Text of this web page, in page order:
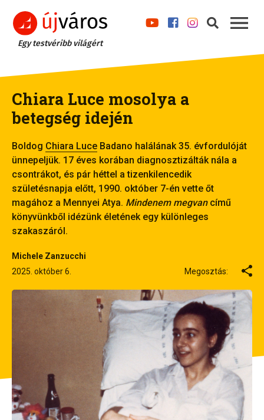
Egy testvéribb világért
Chiara Luce mosolya a
betegség idején
Boldog Chiara Luce Badano halálának 35. évfordulóját
ünnepeljük. 17 éves korában diagnosztizálták nála a
csontrákot, és pár héttel a tizenkilencedik
születésnapja előtt, 1990. október 7-én vette őt
magához a Mennyei Atya. Mindenem megvancímű
könyvünkből idézünk életének egy különleges
szakaszáról.
Michele Zanzucchi
2025. október 6.
Megosztás: